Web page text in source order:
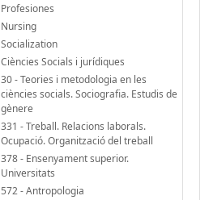
Profesiones
Nursing
Socialization
Ciències Socials i jurídiques
30 - Teories i metodologia en les
ciències socials. Sociografia. Estudis de
gènere
331 - Treball. Relacions laborals.
Ocupació. Organització del treball
378 - Ensenyament superior.
Universitats
572 - Antropologia